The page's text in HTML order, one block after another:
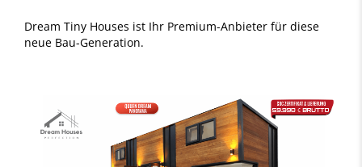
Dream Tiny Houses ist Ihr Premium-Anbieter für diese
neue Bau-Generation.